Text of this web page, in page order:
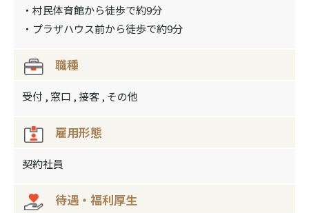
・村民体育館から徒歩で約9分
・プラザハウス前から徒歩で約9分
職種
受付 , 窓口 , 接客 , その他
雇⽤形態
契約社員
待遇‧福利厚⽣